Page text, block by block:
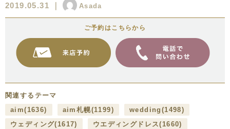
2019.05.31 Asada
ご予約はこちらから
関連するテーマ
aim(1636) aim札幌(1199) wedding (1498)
ウェディング(1617) ウエディングドレス(1660)